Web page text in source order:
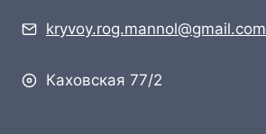
kryvoy.rog.mannol@gmail.com
Каховская 77/2